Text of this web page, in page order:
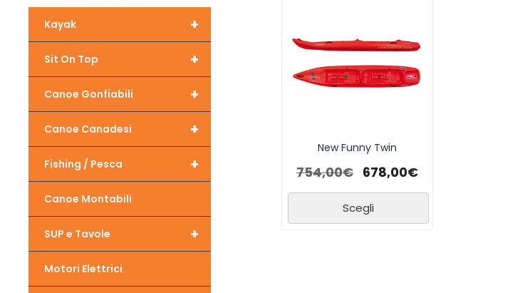
New Funny Twin
754,00€ 678,00€
Scegli
+
Kayak
+
Sit On Top
+
Canoe Gonfiabili
+
Canoe Canadesi
+
Fishing / Pesca
Canoe Montabili
+
SUP e Tavole
Motori Elettrici